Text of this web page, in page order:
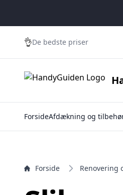
👌De bedste priser
ForsideAfdækning og
Forside Renovering